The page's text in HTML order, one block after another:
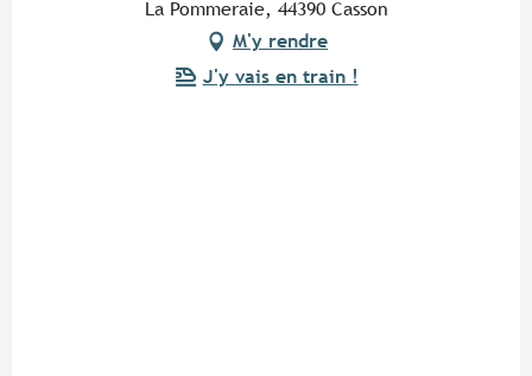
La Pommeraie, 44390 Casson
M'y rendre
J'y vais en train !